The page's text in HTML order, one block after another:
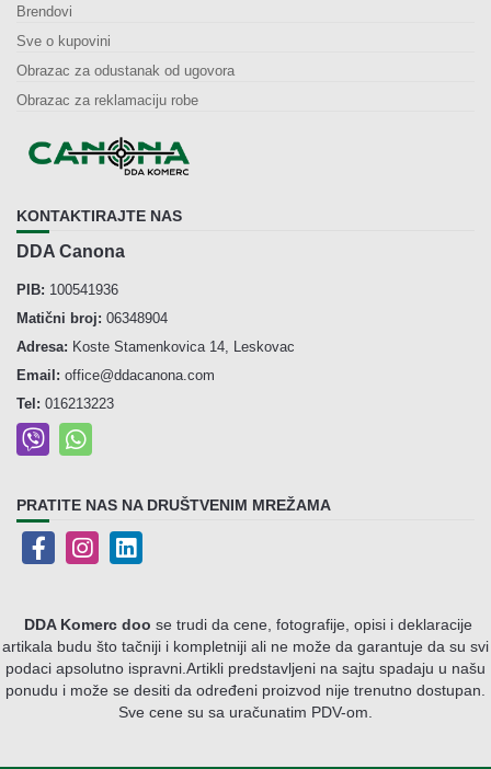
Brendovi
Sve o kupovini
Obrazac za odustanak od ugovora
Obrazac za reklamaciju robe
KONTAKTIRAJTE NAS
DDA Canona
PIB: 100541936
Matični broj: 06348904
Adresa: Koste Stamenkovica 14, Leskovac
Email: office@ddacanona.com
Tel: 016213223
PRATITE NAS NA DRUŠTVENIM MREŽAMA
DDA Komerc doo se trudi da cene, fotografije, opisi i deklaracije
artikala budu što tačniji i kompletniji ali ne može da garantuje da su svi
podaci apsolutno ispravni. Artikli predstavljeni na sajtu spadaju u našu
ponudu i može se desiti da određeni proizvod nije trenutno dostupan.
Sve cene su sa uračunatim PDV-om.